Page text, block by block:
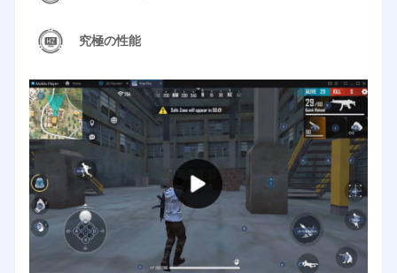
究極の性能